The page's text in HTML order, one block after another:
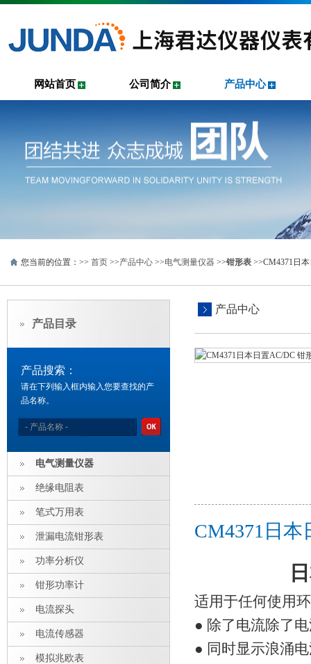
网站首页 公司简介 产品中心
您当前的位置：>> 首页 >>产品中心 >>电气测量仪器 >>钳形表 >>CM4371日
产品目录
产品搜索：
请在下列输入框内输入您要查找的产
品名称。
电气测量仪器
绝缘电阻表
笔式万用表
泄漏电流钳形表
功率分析仪
钳形功率计
电流探头
电流传感器
模拟兆欧表
产品中心
CM4371日
适用于任何使用
● 除了电流除了
● 同时显示浪涌